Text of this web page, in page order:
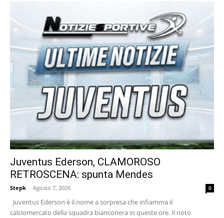
Juventus Ederson, CLAMOROSO
RETROSCENA: spunta Mendes
Stepk - Agosto 7, 2026 0
Juventus Ederson è il nome a sorpresa che infiamma il
calciomercato della squadra bianconera in queste ore. Il noto